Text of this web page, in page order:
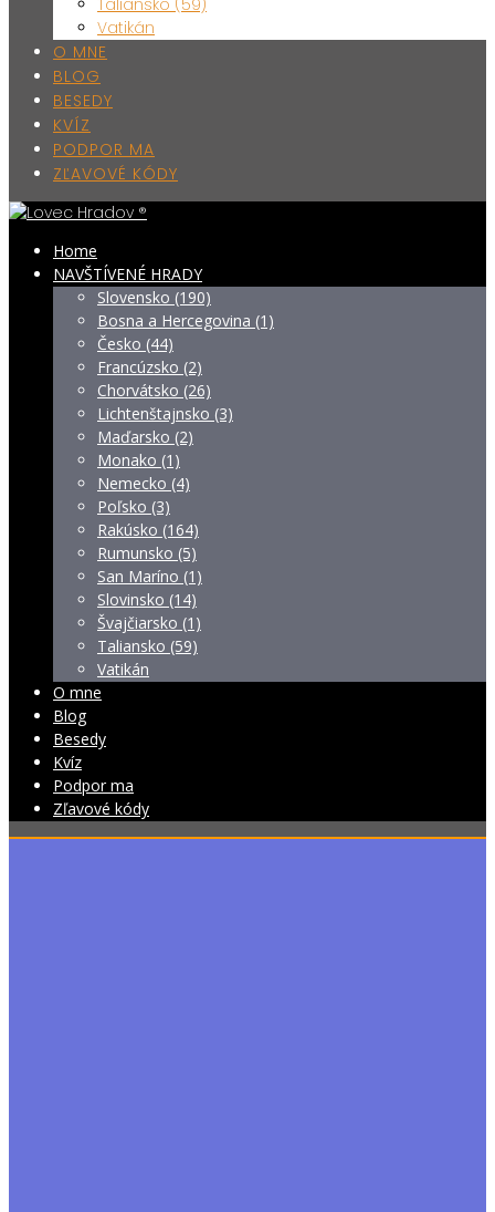
Taliansko (59)
Vatikán
O MNE
BLOG
BESEDY
KVÍZ
PODPOR MA
ZĽAVOVÉ KÓDY
Home
NAVŠTÍVENÉ HRADY
Slovensko (190)
Bosna a Hercegovina (1)
Česko (44)
Francúzsko (2)
Chorvátsko (26)
Lichtenštajnsko (3)
Maďarsko (2)
Monako (1)
Nemecko (4)
Poľsko (3)
Rakúsko (164)
Rumunsko (5)
San Maríno (1)
Slovinsko (14)
Švajčiarsko (1)
Taliansko (59)
Vatikán
O mne
Blog
Besedy
Kvíz
Podpor ma
Zľavové kódy